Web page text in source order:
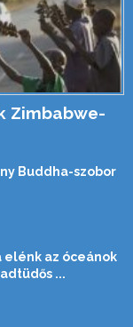
Zimbabwe-
Buddha-szobor
az óceánok
...